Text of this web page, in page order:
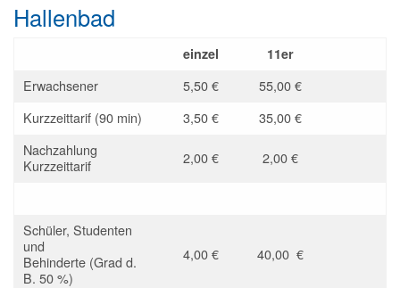
Hallenbad
einzel 11er
Erwachsener 5,50 €
55,00 €
Kurzzeittarif (90 min)
3,50 €
35,00 €
Nachzahlung
Kurzzeittarif
2,00 € 2,00 €
Schüler, Studenten
und
Behinderte (Grad d.
B. 50 %)
4,00 € 40,00 €